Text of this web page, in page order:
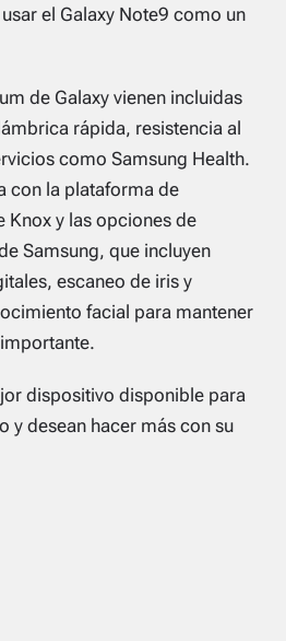
el Galaxy Note9 como un
de Galaxy vienen incluidas
rápida, resistencia al
como Samsung Health.
con la plataforma de
Knox y las opciones de
Samsung, que incluyen
escaneo de iris y
facial para mantener
dispositivo disponible para
y desean hacer más con su